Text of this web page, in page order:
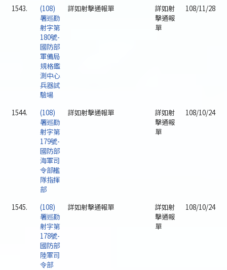
1543.
(108)
署巡勤
射字第
180號-
國防部
軍備局
規格鑑
測中心
兵器試
驗場
詳如射擊通報單
詳如射
擊通報
單
108/11/28
1544.
(108)
署巡勤
射字第
179號-
國防部
海軍司
令部艦
隊指揮
部
詳如射擊通報單
詳如射
擊通報
單
108/10/24
1545.
(108)
署巡勤
射字第
178號-
國防部
陸軍司
令部
詳如射擊通報單
詳如射
擊通報
單
108/10/24